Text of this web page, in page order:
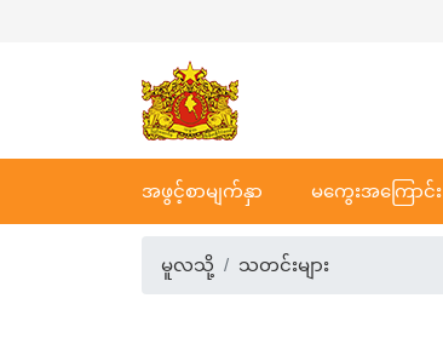
အဖွင့်စာမျက်နှာ မကွေးအကြောင်း
မူလသို့ သတင်းများ